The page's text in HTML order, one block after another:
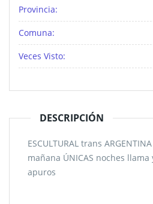
Provincia:
Comuna:
Veces Visto:
DESCRIPCIÓN
ESCULTURAL trans
mañana ÚNICAS noches
apuros